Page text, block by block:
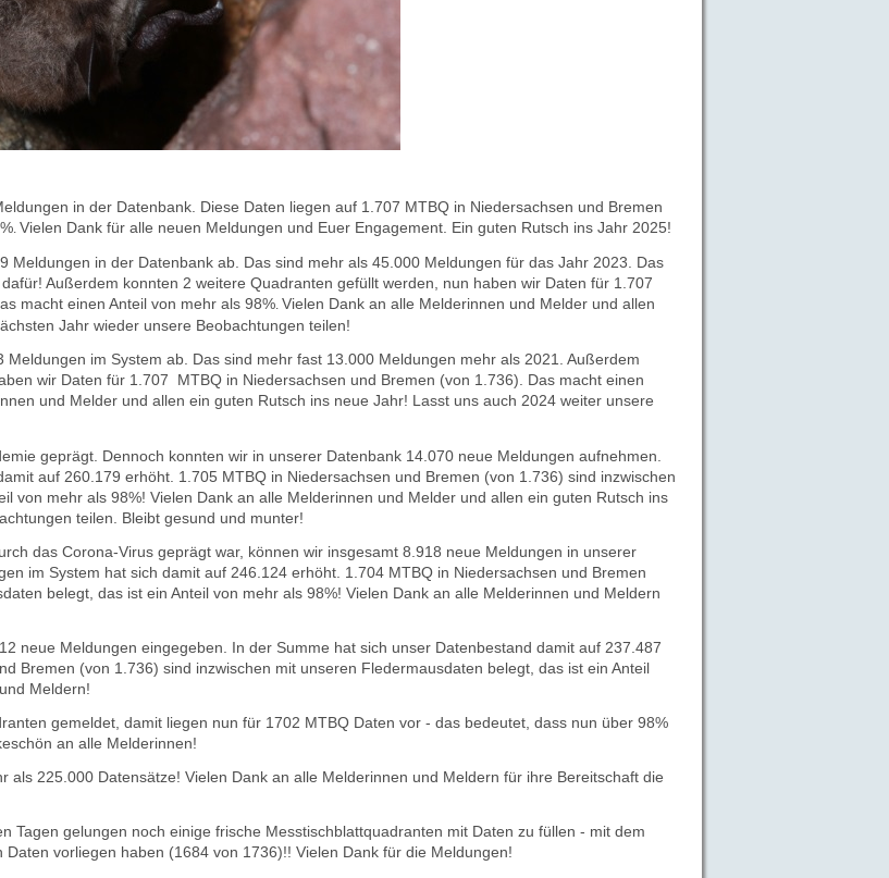
eldungen in der Datenbank. Diese Daten liegen auf 1.707 MTBQ in Niedersachsen und Bremen
. Vielen Dank für alle neuen Meldungen und Euer Engagement. Ein guten Rutsch ins Jahr 2025!
Meldungen in der Datenbank ab. Das sind mehr als 45.000 Meldungen für das Jahr 2023. Das
Außerdem konnten 2 weitere Quadranten gefüllt werden, nun haben wir Daten für 1.707
macht einen Anteil von mehr als 98%. Vielen Dank an alle Melderinnen und Melder und allen
Jahr wieder unsere Beobachtungen teilen!
im System ab. Das sind mehr fast 13.000 Meldungen mehr als 2021. Außerdem
wir Daten für 1.707 MTBQ in Niedersachsen und Bremen (von 1.736). Das macht einen
und Melder und allen ein guten Rutsch ins neue Jahr! Lasst uns auch 2024 weiter unsere
geprägt. Dennoch konnten wir in unserer Datenbank 14.070 neue Meldungen aufnehmen.
auf 260.179 erhöht. 1.705 MTBQ in Niedersachsen und Bremen (von 1.736) sind inzwischen
von mehr als 98%! Vielen Dank an alle Melderinnen und Melder und allen ein guten Rutsch ins
teilen.
Bleibt gesund und munter!
das Corona-Virus geprägt war, können wir insgesamt 8.918 neue Meldungen in unserer
im System hat sich damit auf 246.124 erhöht. 1.704 MTBQ in Niedersachsen und Bremen
belegt, das ist ein Anteil von mehr als 98%! Vielen Dank an alle Melderinnen und Meldern
neue Meldungen eingegeben. In der Summe hat sich unser Datenbestand damit auf 237.487
Bremen (von 1.736) sind inzwischen mit unseren Fledermausdaten belegt, das ist ein Anteil
Meldern!
gemeldet, damit liegen nun für 1702 MTBQ Daten vor - das bedeutet, dass nun über 98%
an alle Melderinnen!
als 225.000 Datensätze! Vielen Dank an alle Melderinnen und Meldern für ihre Bereitschaft die
Tagen gelungen noch einige frische Messtischblattquadranten mit Daten zu füllen - mit dem
vorliegen haben (1684 von 1736)!! Vielen Dank für die Meldungen!